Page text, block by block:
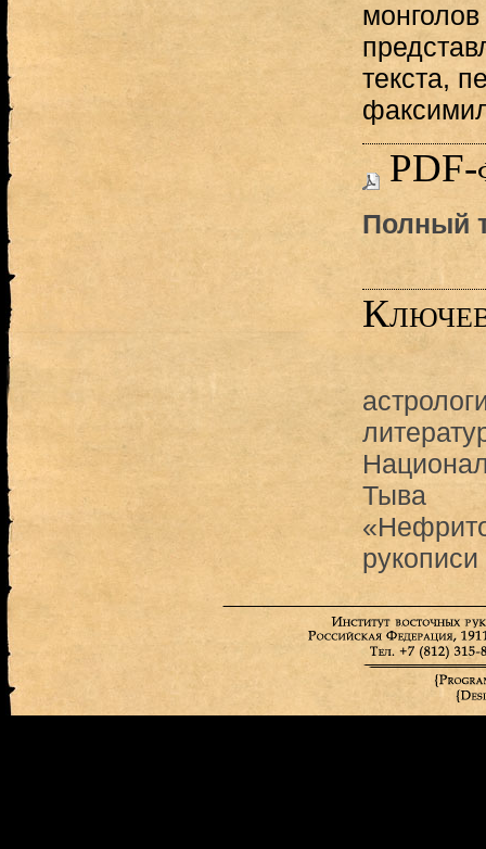
текста,
PDF-
Полный
Тыва